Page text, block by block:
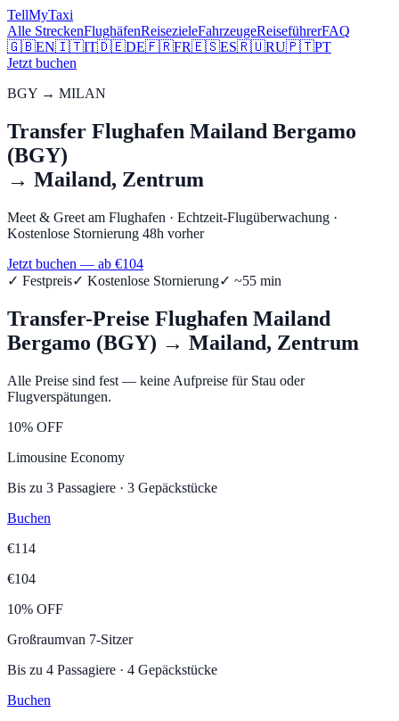
TellMyTaxi
Alle StreckenFlughäfenReisezieleFahrzeugeReiseführerFAQ
🇬🇧EN🇮🇹IT🇩🇪DE🇫🇷FR🇪🇸ES🇷🇺RU🇵🇹PT
Jetzt buchen
BGY → MILAN
Transfer Flughafen Mailand Bergamo
(BGY)
→ Mailand, Zentrum
Meet & Greet am Flughafen · Echtzeit-Flugüberwachung ·
Kostenlose Stornierung 48h vorher
Jetzt buchen — ab €104
✓ Festpreis✓ Kostenlose Stornierung✓ ~55 min
Transfer-Preise Flughafen Mailand
Bergamo (BGY) → Mailand, Zentrum
Alle Preise sind fest — keine Aufpreise für Stau oder
Flugverspätungen.
10% OFF
Limousine Economy
Bis zu 3 Passagiere · 3 Gepäckstücke
Buchen
€114
€104
10% OFF
Großraumvan 7-Sitzer
Bis zu 4 Passagiere · 4 Gepäckstücke
Buchen